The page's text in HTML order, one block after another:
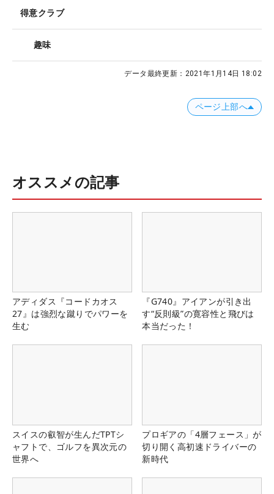
得意クラブ
趣味
データ最終更新： 2021年1月14日 18:02
ページ上部へ
オススメの記事
アディダス『コードカオス
27』は強烈な蹴りでパワーを
生む
『G740』アイアンが引き出
す“反則級”の寛容性と飛びは
本当だった！
スイスの叡智が生んだTPTシ
ャフトで、ゴルフを異次元の
世界へ
プロギアの「4層フェース」が
切り開く高初速ドライバーの
新時代